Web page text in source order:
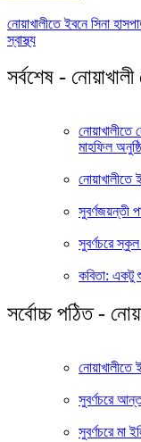
নোয়াখালীতে ইবনে সিনা
স্বাস্থ্য
সর্বশেষ - নোয়াখালী
নোয়াখালীতে
মাহফিল
নোয়াখালীতে
সুবর্ণজয়ন্তী
সুবর্ণচরে
কবিতা: একটু
সর্বোচ্চ পঠিত -
নোয়াখালীতে
সুবর্ণচরে
সুবর্ণচরে মা